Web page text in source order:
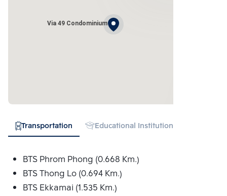
Via 49 Condominium
Transportation Educational Institution
BTS Phrom Phong (0.668 Km.)
BTS Thong Lo (0.694 Km.)
BTS Ekkamai (1.535 Km.)